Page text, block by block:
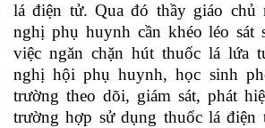
lá điện tử. Qua đó thầy giáo chủ
nghị phụ huynh cần khéo léo sát
việc ngăn chặn hút thuốc lá lứa
nghị hội phụ huynh, học sinh
trường theo dõi, giám sát, phát
trường hợp sử dụng thuốc lá điện